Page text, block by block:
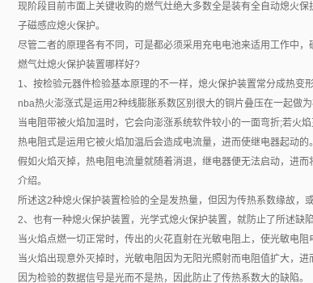
现阶段目前市面上关键收购的燃气灶绝大多数全是装有全自动熄火
子磁感应熄火保护。
尽管二者的原理各有不同，可是都必须采用充电电池来适用工作中，
燃气灶熄火保护装置哪样好?
1、按检验元器件检验基本原理的不一样，熄火保护装置常分成热变
nba热火澎涨式是运用2种线膨胀系数区别很大的铜片叠压在一起做为
当电阻带被火焰加温时，它会向澎涨系统软件较小的一面弯折;若火
热电阻式是运用它被火焰加温后会造成电流量，进而使继电器起动的。
假如火焰灭掉，热电阻电流量就随着消退，继电器便无法启动，进
介绍。
所述这2种熄火保护装置检验的全是发热量，但因为传热系数缘故，
2、也有一种熄火保护装置，光学式熄火保护装置，就防止了所述缺
当火焰点燃一切正常时，传出的火花直射在光敏电阻上，使光敏电
当火焰出现意外灭掉时，光敏电阻因为无阳光照射而电阻值扩大，
因为检验的数据信号是光而不是热，因此防止了传热系数大的缺陷。